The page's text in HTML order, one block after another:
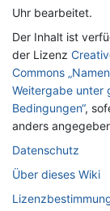
Uhr bearbeitet.
Der Inhalt ist
der Lizenz
Commons
Weitergabe unter
Bedingungen“,
anders
Datenschutz
Über dieses Wiki